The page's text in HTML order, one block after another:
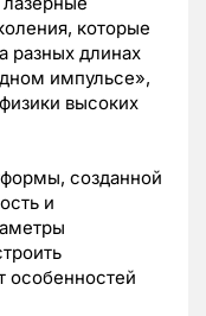
которые
разных длинах
импульсе»,
высоких
созданной
и
особенностей